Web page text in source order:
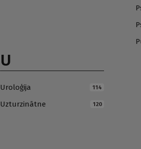
U
Uroloģija 114
Uzturzinātne 120